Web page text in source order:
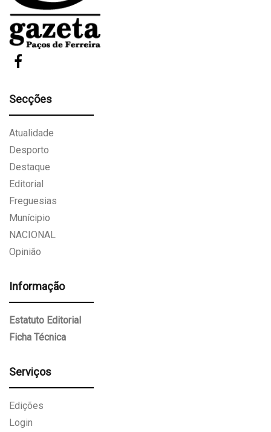
Secções
Atualidade
Desporto
Destaque
Editorial
Freguesias
Munícipio
NACIONAL
Opinião
Informação
Estatuto Editorial
Ficha Técnica
Serviços
Edições
Login